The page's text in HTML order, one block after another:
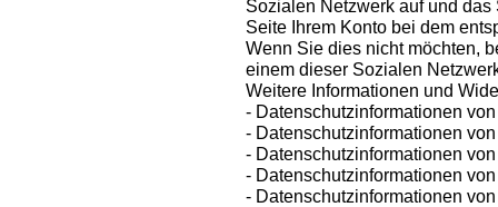
Sozialen Netzwerk auf und
Seite Ihrem Konto bei dem
Wenn Sie dies nicht möchten,
einem dieser Sozialen
Weitere Informationen und
- Datenschutzinformationen
- Datenschutzinformationen
- Datenschutzinformationen
- Datenschutzinformationen
- Datenschutzinformationen